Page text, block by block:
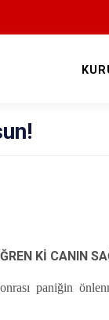
Kİ CANIN
paniğin